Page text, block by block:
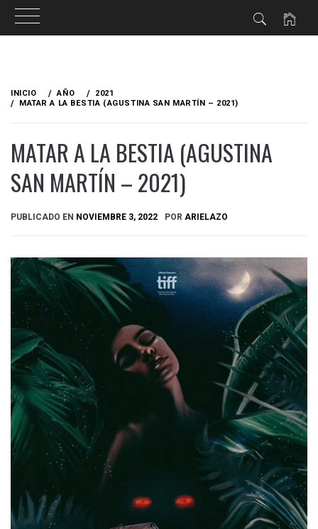
contenido
INICIO AÑO
2021
MATAR A LA BESTIA (AGUSTINA SAN MARTÍN – 2021)
MATAR A LA BESTIA (AGUSTINA
SAN MARTÍN – 2021)
PUBLICADO EN NOVIEMBRE 3, 2022 POR ARIELAZO